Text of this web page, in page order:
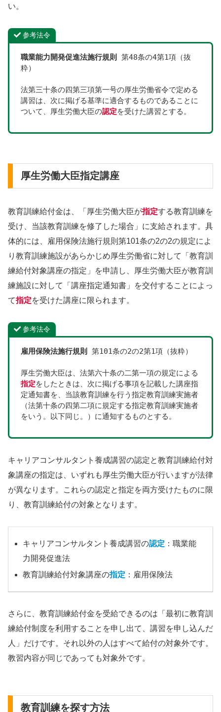
い。
参考法令
職業能力開発促進法施行規則
第48条の4第1項（抜
粋）
法第三十条の四第三項第一号の厚生労働省令で定める
講習は、次に掲げる基準に適合するものであることに
ついて、厚生労働大臣の認定を受けた講習とする。
厚生労働大臣指定講座
教育訓練給付金は、「厚生労働大臣が指定する教育訓練を
受け、当該教育訓練を修了した場合」に支給されます。具
体的には、雇用保険法施行規則第101条の2の2の規定によ
り教育訓練施設があらかじめ厚生労働省に対して「教育訓
練給付対象講座の指定」を申請し、厚生労働大臣が教育訓
練施設に対して「講座指定通知書」を交付することによっ
て指定を受けた講座に限られます。
参考法令
雇用保険法施行規則 第101条の2の2第1項（抜粋）
厚生労働大臣は、法第六十条の二第一項の規定による
指定をしたときは、次に掲げる事項を記載した講座指
定通知書を、当該教育訓練を行う指定教育訓練実施者
（法第十条の四第二項に規定する指定教育訓練実施者
をいう。以下同じ。）に通知するものとする。
キャリアコンサルタント養成講習の認定と教育訓練給付対
象講座の指定は、いずれも厚生労働大臣が行いますが法律
が異なります。これらの認定と指定を両方受けたものに限
り、教育訓練給付の対象となります。
キャリアコンサルタント養成講習の認定 ：職業能
力開発促進法
教育訓練給付対象講座の指定 ：雇用保険法
さらに、教育訓練給付金を受給できるのは「最初に教育訓
練給付制度を利用することを申し出て、講習を申し込んだ
人」だけです。それ以外の人はすべて給付の対象外です。
教習内容が同じであっても対象外です。
教育訓練を探す方法